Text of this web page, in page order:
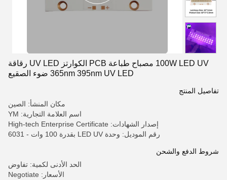
100W LED UV مصباح طباعة PCB الكوارتز UV LED رقاقة
365nm 395nm UV LED ضوء الصقيع
تفاصيل المنتج
مكان المنشأ: الصين
اسم العلامة التجارية: YM
إصدار الشهادات: High-tech Enterprise Certificate
رقم الموديل: وحدة LED UV بقدرة 100 وات - 6031
شروط الدفع والشحن
الحد الأدنى لكمية: تفاوض
الأسعار: Negotiate